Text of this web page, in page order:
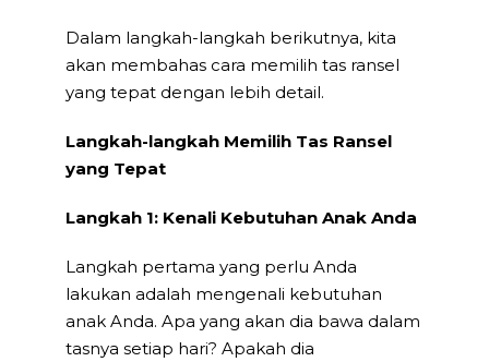
Dalam langkah-langkah berikutnya, kita
akan membahas cara memilih tas ransel
yang tepat dengan lebih detail.
Langkah-langkah Memilih Tas Ransel
yang Tepat
Langkah 1: Kenali Kebutuhan Anak Anda
Langkah pertama yang perlu Anda
lakukan adalah mengenali kebutuhan
anak Anda. Apa yang akan dia bawa dalam
tasnya setiap hari? Apakah dia